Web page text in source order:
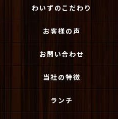
わいずのこだわり
お客様の声
お問い合わせ
当社の特徴
ランチ